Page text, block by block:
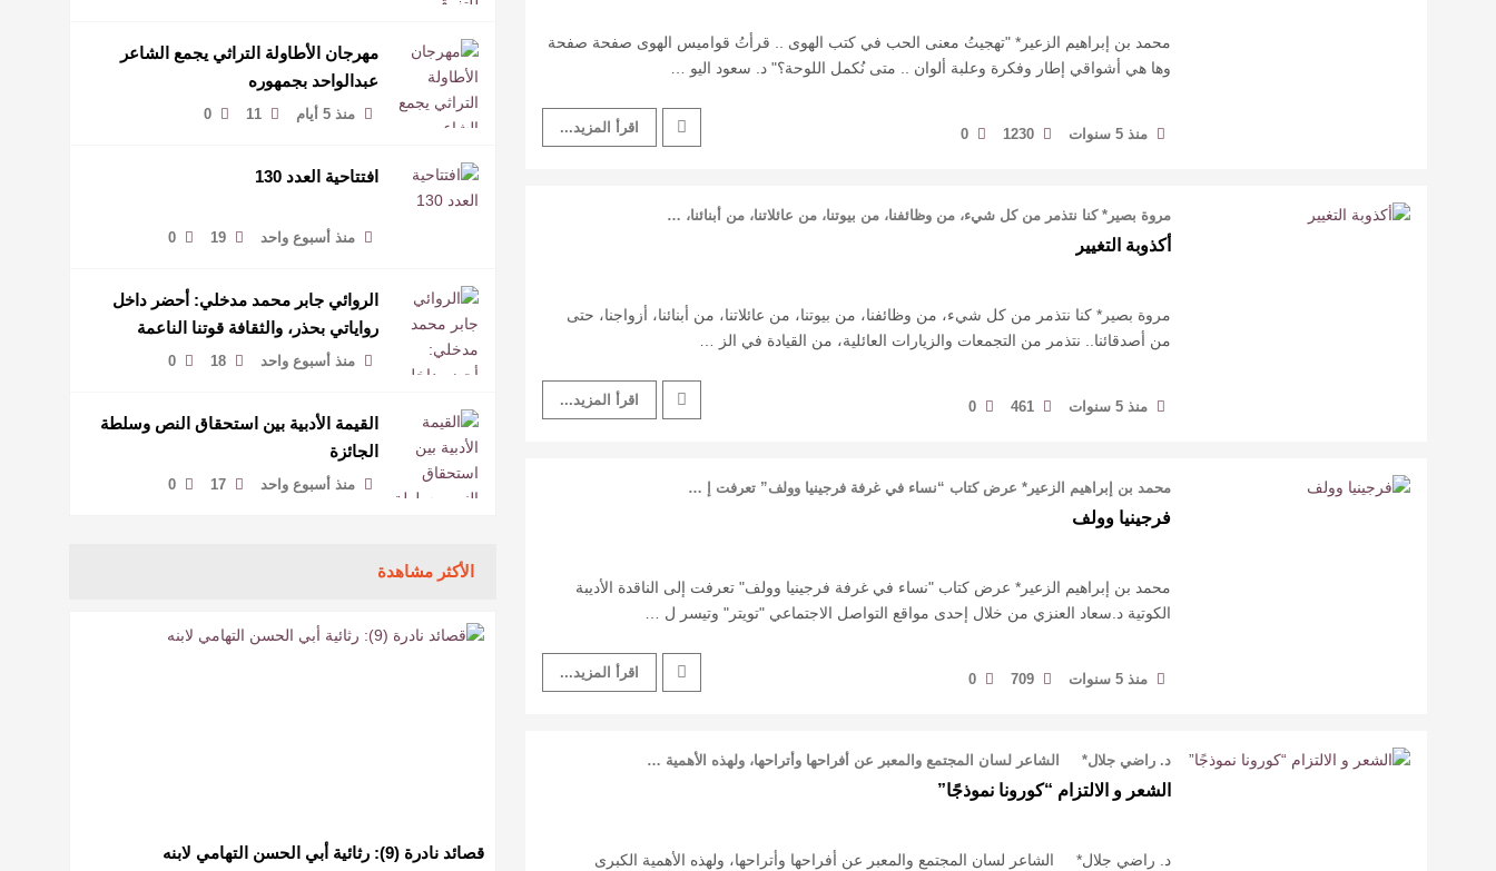
مهرجان الأطاولة التراثي يجمع الشاعر
عبدالواحد بجمهوره
منذ 5 أيام 11
0
افتتاحية العدد 130
منذ أسبوع واحد 19
0
الروائي جابر محمد مدخلي: أحضر داخل
رواياتي بحذر، والثقافة قوتنا الناعمة
لمخاطبة العالم.
منذ أسبوع واحد 18
0
القيمة الأدبية بين استحقاق النص وسلطة
الجائزة
منذ أسبوع واحد 17
0
الأكثر مشاهدة
قصائد نادرة (9): رثائية أبي الحسن التهامي لابنه
محمد بن إبراهيم الزعير* "تهجيتُ معنى الحب في كتب الهوى .. قرأتُ قواميس الهوى صفحة صفحة
وها هي أشواقي إطار وفكرة وعلبة ألوان .. متى نُكمل اللوحة؟" د. سعود اليو …
منذ 5 سنوات 1230
0 اقرأ المزيد...
مروة بصير* كنا نتذمر من كل شيء، من وظائفنا، من بيوتنا، من عائلاتنا، من أبنائنا، …
أكذوبة التغيير
مروة بصير* كنا نتذمر من كل شيء، من وظائفنا، من بيوتنا، من عائلاتنا، من أبنائنا، أزواجنا، حتى
من أصدقائنا.. نتذمر من التجمعات والزيارات العائلية، من القيادة في الز …
منذ 5 سنوات 461
0 اقرأ المزيد...
محمد بن إبراهيم الزعير* عرض كتاب “نساء في غرفة فرجينيا وولف” تعرفت إ …
فرجينيا وولف
محمد بن إبراهيم الزعير* عرض كتاب "نساء في غرفة فرجينيا وولف" تعرفت إلى الناقدة الأديبة
الكوتية د.سعاد العنزي من خلال إحدى مواقع التواصل الاجتماعي "تويتر" وتيسر ل …
منذ 5 سنوات 709
0 اقرأ المزيد...
د. راضي جلال* الشاعر لسان المجتمع والمعبر عن أفراحها وأتراحها، ولهذه الأهمية …
الشعر و الالتزام “كورونا نموذجًا”
د. راضي جلال* الشاعر لسان المجتمع والمعبر عن أفراحها وأتراحها، ولهذه الأهمية الكبرى